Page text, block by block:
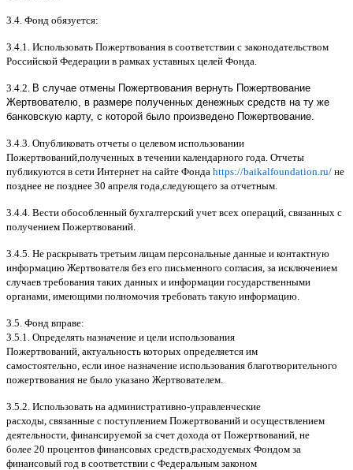
3.4. Фонд обязуется:
3.4.1. Использовать Пожертвования в соответствии с законодательством
Российской Федерации в рамках уставных целей Фонда
3.4.2. В случае отмены Пожертвования вернуть Пожертвование
Жертвователю, в размере полученных денежных средств на ту же
банковскую карту, с которой было произведено Пожертвование.
3.4.3. Опубликовать отчеты о целевом использовании
Пожертвований полученных в течении календарного года Отчеты
публикуются в сети Интернет на сайте Фонда https://baikalfoundation.ru/ не
позднее не позднее 30 апреля года следующего за отчетным
3.4.4. Вести обособленный бухгалтерский учет всех операций связанных с
получением Пожертвований
3.4.5. Не раскрывать третьим лицам персональные данные и контактную
информацию Жертвователя без его письменного согласия за исключением
случаев требования таких данных и информации государственными
органами имеющими полномочия требовать такую информацию
3.5. Фонд вправе:
3.5.1. Определять назначение и цели использования
Пожертвований актуальность которых определяется им
самостоятельно если иное назначение использования благотворительного
пожертвования не было указано Жертвователем
3.5.2. Использовать на административно-управленческие
расходы связанные с поступлением Пожертвований и осуществлением
деятельности финансируемой за счет дохода от Пожертвований не
более 20 процентов финансовых средств расходуемых Фондом за
финансовый год в соответствии с Федеральным законом